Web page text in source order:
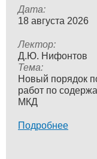
Дата:
18 августа 2026
Лектор:
Д.Ю. Нифонтов
Тема:
Новый порядок
работ по
МКД
Подробнее